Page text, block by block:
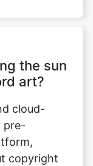
the sun
art?
cloud-
pre-
copyright